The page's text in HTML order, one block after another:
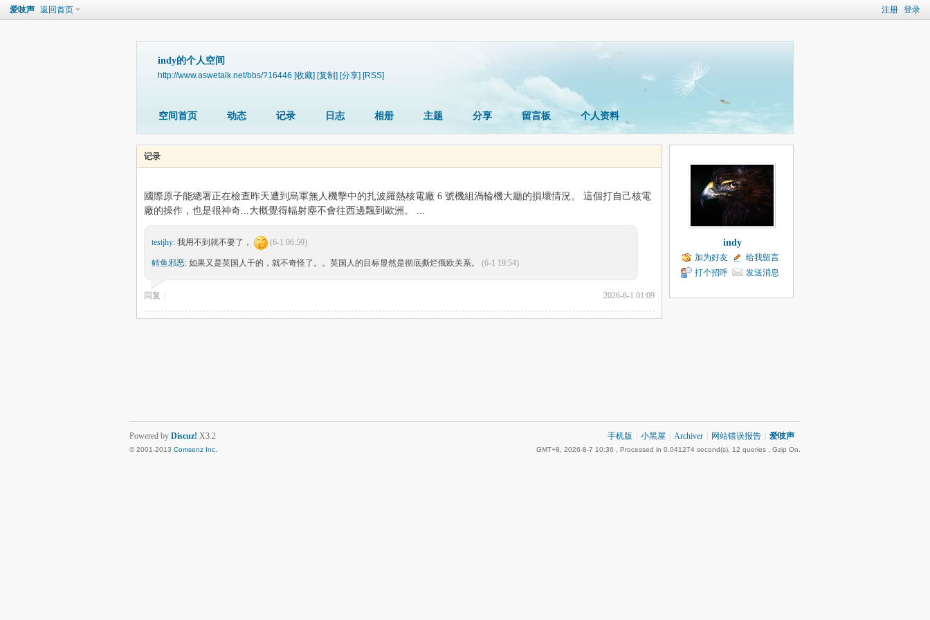
注册 登录
爱吱声 返回首页
indy的个人空间
http://www.aswetalk.net/bbs/?16446 [收藏] [复制] [分享] [RSS]
空间首页 动态 记录 日志 相册 主题 分享 留言板 个人资料
记录
國際原子能總署正在檢查昨天遭到烏軍無人機擊中的扎波羅熱核電廠 6 號機組渦輪機大廳的損壞情況。 這個打自己核電
廠的操作，也是很神奇...大概覺得輻射塵不會往西邊飄到歐洲。 ...
testjhy: 我用不到就不要了， (6-1 06:59)
鳕鱼邪恶: 如果又是英国人干的，就不奇怪了。。英国人的目标显然是彻底撕烂俄欧关系。 (6-1 19:54)
2026-6-1 01:09
回复
indy
加为好友
给我留言
打个招呼
发送消息
手机版 小黑屋 Archiver 网站错误报告 爱吱声
GMT+8, 2026-8-7 10:36 , Processed in 0.041274 second(s), 12 queries , Gzip On.
Powered by Discuz! X3.2
© 2001-2013 Comsenz Inc.